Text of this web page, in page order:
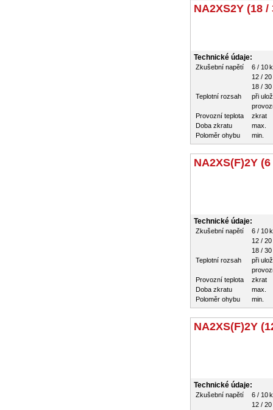
NA2XS2Y (18 /
Technické údaje:
Zkušební napětí
6 / 10
12 / 20
18 / 30
Teplotní rozsah
při
Provozní teplota
zkrat
Doba zkratu
max.
Poloměr ohybu
min.
NA2XS(F)2Y
Technické údaje:
Zkušební napětí
6 / 10
12 / 20
18 / 30
Teplotní rozsah
při
Provozní teplota
zkrat
Doba zkratu
max.
Poloměr ohybu
min.
NA2XS(F)2Y
Technické údaje:
Zkušební napětí
6 / 10
12 / 20